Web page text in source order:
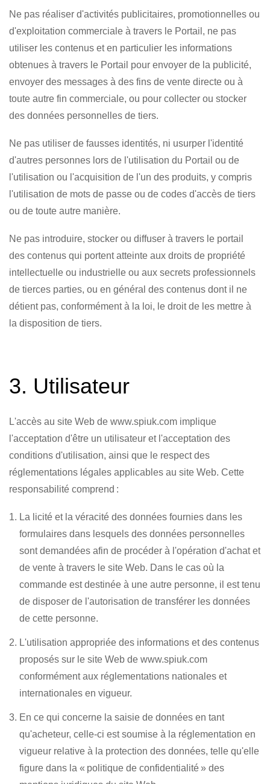
Ne pas réaliser d'activités publicitaires, promotionnelles ou
d'exploitation commerciale à travers le Portail, ne pas
utiliser les contenus et en particulier les informations
obtenues à travers le Portail pour envoyer de la publicité,
envoyer des messages à des fins de vente directe ou à
toute autre fin commerciale, ou pour collecter ou stocker
des données personnelles de tiers.
Ne pas utiliser de fausses identités, ni usurper l'identité
d'autres personnes lors de l'utilisation du Portail ou de
l'utilisation ou l'acquisition de l'un des produits, y compris
l'utilisation de mots de passe ou de codes d'accès de tiers
ou de toute autre manière.
Ne pas introduire, stocker ou diffuser à travers le portail
des contenus qui portent atteinte aux droits de propriété
intellectuelle ou industrielle ou aux secrets professionnels
de tierces parties, ou en général des contenus dont il ne
détient pas, conformément à la loi, le droit de les mettre à
la disposition de tiers.
3. Utilisateur
L'accès au site Web de www.spiuk.com implique
l'acceptation d'être un utilisateur et l'acceptation des
conditions d'utilisation, ainsi que le respect des
réglementations légales applicables au site Web. Cette
responsabilité comprend :
La licité et la véracité des données fournies dans les
formulaires dans lesquels des données personnelles
sont demandées afin de procéder à l'opération d'achat et
de vente à travers le site Web. Dans le cas où la
commande est destinée à une autre personne, il est tenu
de disposer de l'autorisation de transférer les données
de cette personne.
L'utilisation appropriée des informations et des contenus
proposés sur le site Web de www.spiuk.com
conformément aux réglementations nationales et
internationales en vigueur.
En ce qui concerne la saisie de données en tant
qu'acheteur, celle-ci est soumise à la réglementation en
vigueur relative à la protection des données, telle qu'elle
figure dans la « politique de confidentialité » des